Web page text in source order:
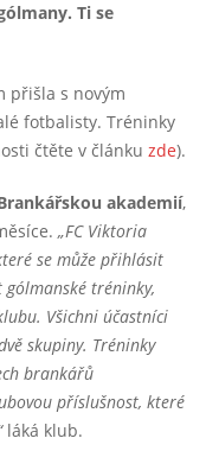
Ti se
přišla s novým
fotbalisty. Tréninky
čtěte v článku zde).
akademií,
„FC Viktoria
se může přihlásit
gólmanské tréninky,
Všichni účastníci
skupiny. Tréninky
brankářů
příslušnost, které
láká klub.